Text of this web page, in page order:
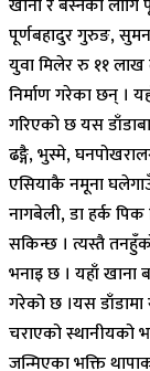
पूर्णबहादुर गुरुङ,
युवा मिलेर रु ११
निर्माण गरेका छन् ।
गरिएको छ यस
ढङ्गै, भुस्मे,
एसियाकै नमूना
नागबेली, डा हर्क
सकिन्छ । त्यस्तै
भनाइ छ । यहाँ खाना
गरेको छ ।यस डाँडामा
चराएको स्थानीयको
जन्मिएका भक्ति